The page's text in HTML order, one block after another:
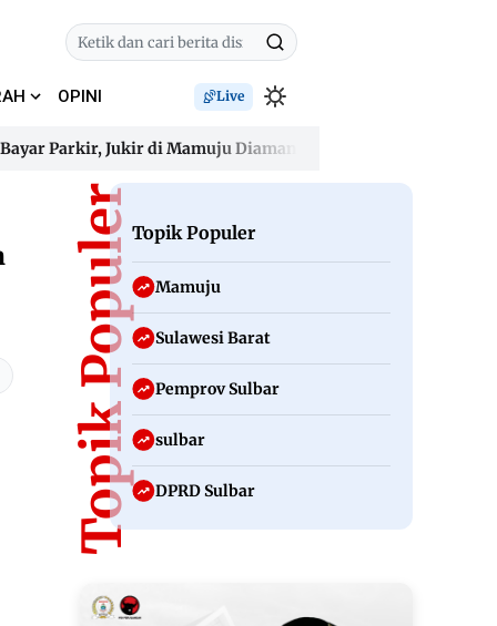
OPINI Live
Parkir, Jukir di Mamuju Diamankan Polisi
Parkir, Jukir di Mamuju Diamankan Polisi
Topik PopulerTopik Populer
Mamuju
Sulawesi Barat
Pemprov Sulbar
sulbar
DPRD Sulbar